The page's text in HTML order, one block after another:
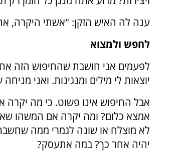
ענה לה האיש הזקן: "אשתי היקרה,
לחפש ולמצוא
לפעמים אני חושבת שהחיפוש הזה
יוצאות לי מילים ומנגינות. ואני
אבל החיפוש אינו פשוט. כי מה יקרה
אמצא כלום? ומה יקרה אם המשהו
לא מוצלח או שונה לגמרי ממה
יהיה אחר כך? במה אתעסק?